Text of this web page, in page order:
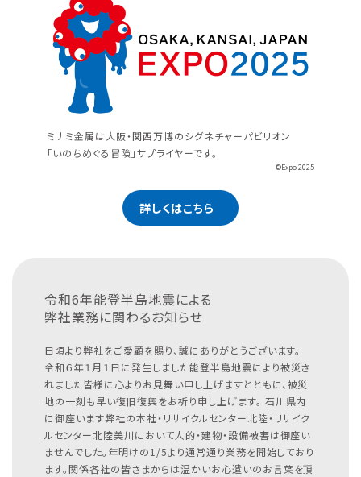
ミナミ金属は大阪・関西万博のシグネチャーパビリオン
「いのちめぐる冒険」サプライヤーです。
©Expo 2025
詳しくはこちら
令和6年能登半島地震による
弊社業務に関わるお知らせ
日頃より弊社をご愛顧を賜り、誠にありがとうございます。
令和６年１月１日に発生しました能登半島地震により被災さ
れました皆様に心よりお見舞い申し上げますとともに、被災
地の一刻も早い復旧復興をお祈り申し上げます。 石川県内
に御座います弊社の本社・リサイクルセンター北陸・リサイク
ルセンター北陸美川において人的・建物・設備被害は御座い
ませんでした。年明けの1/5より通常通り業務を開始しており
ます。関係各社の皆さまからは温かいお心遣いのお言葉を頂